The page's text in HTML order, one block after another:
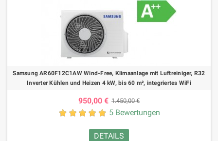
Samsung AR60F12C1AW Wind-Free, Klimaanlage mit Luftreiniger, R32
Inverter Kühlen und Heizen 4 kW, bis 60 m², integriertes WiFi
950,00 € 1.450,00 €
5 Bewertungen
DETAILS